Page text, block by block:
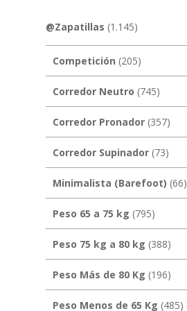
@Zapatillas (1.145)
Competición (205)
Corredor Neutro (745)
Corredor Pronador(357)
Corredor Supinador(73)
Minimalista (Barefoot) (66)
Peso 65 a 75 kg (795)
Peso 75 kg a 80 kg (388)
Peso Más de 80 Kg (196)
Peso Menos de 65 Kg (485)